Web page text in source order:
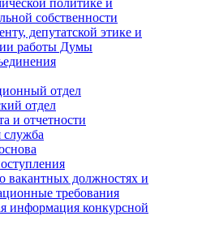
политике и
собственности
депутатской этике и
работы Думы
отдел
отдел
и отчетности
вакантных должностях и
требования
информация конкурсной